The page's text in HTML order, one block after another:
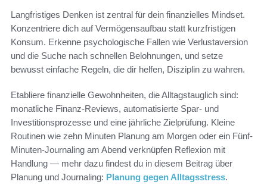
Langfristiges Denken ist zentral für dein finanzielles Mindset.
Konzentriere dich auf Vermögensaufbau statt kurzfristigen
Konsum. Erkenne psychologische Fallen wie Verlustaversion
und die Suche nach schnellen Belohnungen, und setze
bewusst einfache Regeln, die dir helfen, Disziplin zu wahren.
Etabliere finanzielle Gewohnheiten, die Alltagstauglich sind:
monatliche Finanz-Reviews, automatisierte Spar- und
Investitionsprozesse und eine jährliche Zielprüfung. Kleine
Routinen wie zehn Minuten Planung am Morgen oder ein Fünf-
Minuten-Journaling am Abend verknüpfen Reflexion mit
Handlung — mehr dazu findest du in diesem Beitrag über
Planung und Journaling: Planung gegen Alltagsstress.